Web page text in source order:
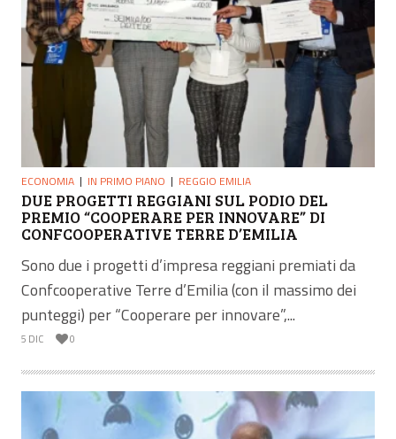
ECONOMIA IN PRIMO PIANO REGGIO EMILIA
DUE PROGETTI REGGIANI SUL PODIO DEL
PREMIO “COOPERARE PER INNOVARE” DI
CONFCOOPERATIVE TERRE D’EMILIA
Sono due i progetti d’impresa reggiani premiati da
Confcooperative Terre d’Emilia (con il massimo dei
punteggi) per “Cooperare per innovare”,...
5 DIC 0